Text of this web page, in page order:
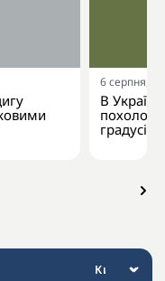
6 серпня,
В
градусів